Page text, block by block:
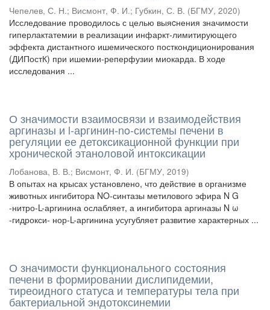
Чепелев, С. Н.; Висмонт, Ф. И.; Губкин, С. В. (БГМУ, 2020)
Исследование проводилось с целью выяcнения значимости
гиперлактатемии в реализации инфаркт-лимитирующего
эффекта дистантного ишемического посткондиционирования
(ДИПостК) при ишемии-реперфузии миокарда. В ходе
исследования ...
О значимости взаимосвязи и взаимодействия
аргиназы и l-аргинин-no-системы печени в
регуляции ее детоксикационной функции при
хронической этаноловой интоксикации
Лобанова, В. В.; Висмонт, Ф. И. (БГМУ, 2019)
В опытах на крысах установлено, что действие в организме
животных ингибитора NO-синтазы метилового эфира N G
-нитро-L-аргинина ослабляет, а ингибитора аргиназы N ω
-гидрокси- нор-L-аргинина усугубляет развитие характерных ...
О значимости функционального состояния
печени в формировании дислипидемии,
тиреоидного статуса и температуры тела при
бактериальной эндотоксинемии